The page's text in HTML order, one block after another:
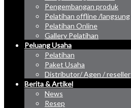
Pengembangan produk
Pelatihan offline /langsung
Pelatihan Online
Gallery Pelatihan
Peluang Usaha
Pelatihan
Paket Usaha
Distributor/ Agen / reseller
Berita & Artikel
News
Resep